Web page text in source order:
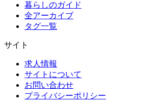
暮らしのガイド
全アーカイブ
タグ一覧
サイト
求人情報
サイトについて
お問い合わせ
プライバシーポリシー